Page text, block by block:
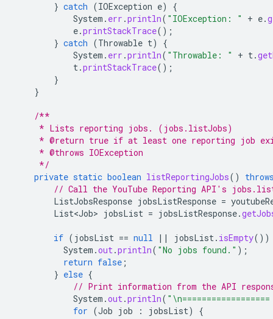
} catch (IOException e)
{
System . err .println( "IOException: " + e.
e.printStackTrace();
} catch (Throwable t)
{
System . err .println( "Throwable: " + t.
t.printStackTrace();
}
}
/**
     * Lists reporting jobs. (jobs.listJobs)
* @return true if at least one reporting job
     * @throws IOException
     */
private static boolean listReportingJobs()
// Call the YouTube Reporting API's
ListJobsResponse jobsListResponse =
List<Job> jobsList = jobsListResponse.
if ( jobsList == null || jobsList. isEmpty())
System .out.println( "No jobs found." );
return false ;
} else {
// Print information from the API
System .out.println(
for (Job job : jobsList)
{